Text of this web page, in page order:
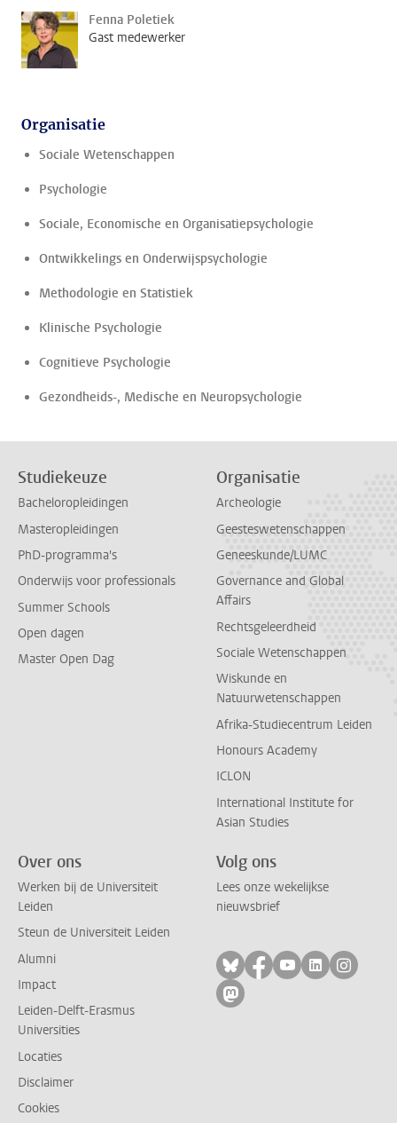
Fenna Poletiek
Gast medewerker
Organisatie
Sociale Wetenschappen
Psychologie
Sociale, Economische en Organisatiepsychologie
Ontwikkelings en Onderwijspsychologie
Methodologie en Statistiek
Klinische Psychologie
Cognitieve Psychologie
Gezondheids-, Medische en Neuropsychologie
Studiekeuze
Bacheloropleidingen
Masteropleidingen
PhD-programma's
Onderwijs voor professionals
Summer Schools
Open dagen
Master Open Dag
Organisatie
Archeologie
Geesteswetenschappen
Geneeskunde/LUMC
Governance and Global
Affairs
Rechtsgeleerdheid
Sociale Wetenschappen
Wiskunde en
Natuurwetenschappen
Afrika-Studiecentrum Leiden
Honours Academy
ICLON
International Institute for
Asian Studies
Over ons
Werken bij de Universiteit
Leiden
Steun de Universiteit Leiden
Alumni
Impact
Leiden-Delft-Erasmus
Universities
Locaties
Disclaimer
Cookies
Volg ons
Lees onze wekelijkse
nieuwsbrief
Volg ons op bluesky
Volg ons op
Volg ons op
Volg ons
Volg
Volg ons op mastodon